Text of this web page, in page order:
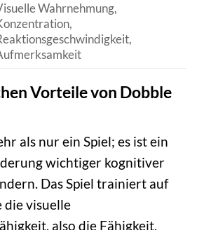
Wahrnehmung,
Vorteile von Dobble
als nur ein Spiel; es ist ein
wichtiger kognitiver
Das Spiel trainiert auf
die visuelle
also die Fähigkeit,